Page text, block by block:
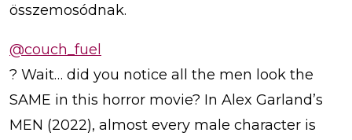
összemosódnak.
@couch_fuel
? Wait… did you notice all the men look the
SAME in this horror movie? In Alex Garland’s
MEN (2022), almost every male character is